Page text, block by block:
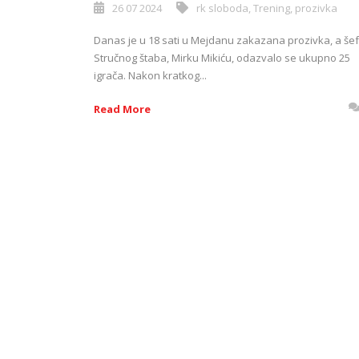
26 07 2024 rk sloboda Trening prozivka
Danas je u 18 sati u Mejdanu zakazana prozivka, a
Stručnog štaba, Mirku Mikiću, odazvalo se ukupno 25
igrača. Nakon kratkog...
Read More